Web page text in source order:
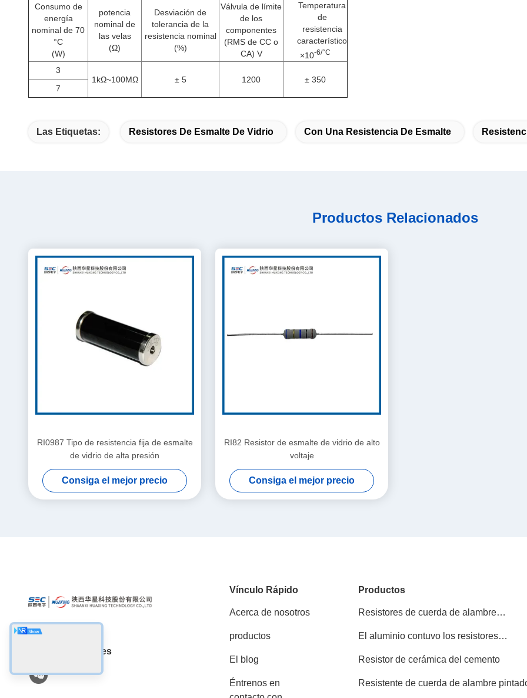
Consumo de
energía
nominal de 70
°C
(W)
potencia
nominal de
las velas
(Ω)
Desviación de
tolerancia de la
resistencia nominal
(%)
Válvula de límite
de los
componentes
(RMS de CC o
CA) V
Temperatura
de
resistencia
característico
×10-6/°C
3
1kΩ~100MΩ
± 5 1200
± 350
7
Las Etiquetas: Resistores De Esmalte De Vidrio Con Una Resistencia De Esmalte
Productos Relacionados
RI0987 Tipo de resistencia fija de esmalte
de vidrio de alta presión
Consiga el mejor precio
RI82 Resistor de esmalte de vidrio de alto
voltaje
Consiga el mejor precio
Las redes sociales
Vínculo Rápido
Acerca de nosotros
productos
El blog
Éntrenos en
Productos
Resistores de cuerda de alambre
El aluminio contuvo los resistores
Resistor de cerámica del cemento
Resistente de cuerda de alambre